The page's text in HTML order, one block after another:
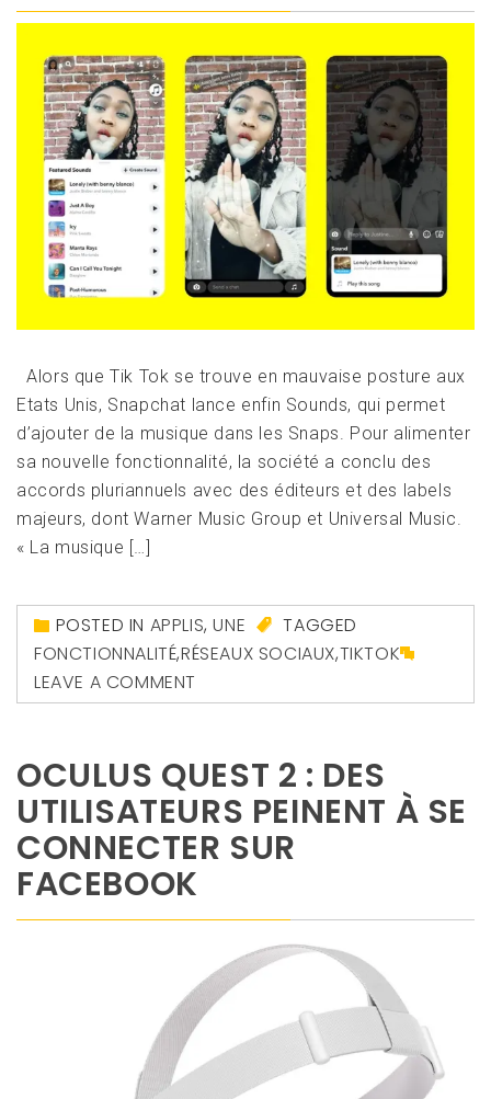
Alors que Tik Tok se trouve en mauvaise posture aux
Etats Unis, Snapchat lance enfin Sounds, qui permet
d’ajouter de la musique dans les Snaps. Pour alimenter
sa nouvelle fonctionnalité, la société a conclu des
accords pluriannuels avec des éditeurs et des labels
majeurs, dont Warner Music Group et Universal Music.
« La musique […]
POSTED IN APPLIS,UNE
TAGGED
FONCTIONNALITÉ,RÉSEAUX SOCIAUX,TIKTOK
LEAVE A COMMENT
OCULUS QUEST 2 : DES
UTILISATEURS PEINENT À SE
CONNECTER SUR
FACEBOOK